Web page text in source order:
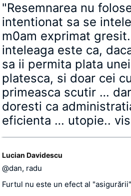
"Resemnarea nu
intentionat sa se
m0am exprimat
inteleaga este ca,
sa ii permita plata
platesca, si doar cei
primeasca scutir …
doresti ca
eficienta … utopie..
Lucian Davidescu
@dan, radu
Furtul nu este un efect al